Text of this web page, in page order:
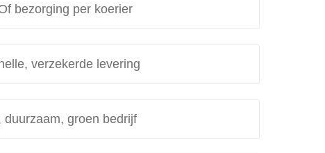
bezorging per koerier
verzekerde levering
duurzaam, groen bedrijf